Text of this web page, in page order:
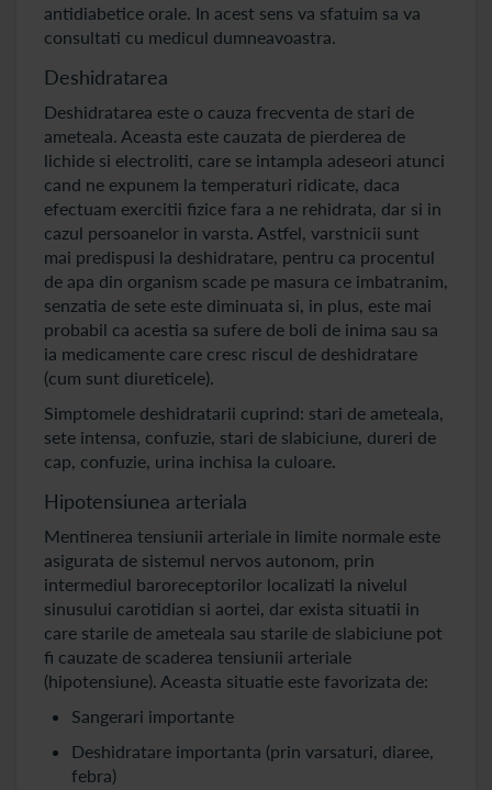
antidiabetice orale. In acest sens va sfatuim sa va
consultati cu medicul dumneavoastra.
Deshidratarea
Deshidratarea este o cauza frecventa de stari de
ameteala. Aceasta este cauzata de pierderea de
lichide si electroliti, care se intampla adeseori atunci
cand ne expunem la temperaturi ridicate, daca
efectuam exercitii fizice fara a ne rehidrata, dar si in
cazul persoanelor in varsta. Astfel, varstnicii sunt
mai predispusi la deshidratare, pentru ca procentul
de apa din organism scade pe masura ce imbatranim,
senzatia de sete este diminuata si, in plus, este mai
probabil ca acestia sa sufere de boli de inima sau sa
ia medicamente care cresc riscul de deshidratare
(cum sunt diureticele).
Simptomele deshidratarii cuprind: stari de ameteala,
sete intensa, confuzie, stari de slabiciune, dureri de
cap, confuzie, urina inchisa la culoare.
Hipotensiunea arteriala
Mentinerea tensiunii arteriale in limite normale este
asigurata de sistemul nervos autonom, prin
intermediul baroreceptorilor localizati la nivelul
sinusului carotidian si aortei, dar exista situatii in
care starile de ameteala sau starile de slabiciune pot
fi cauzate de scaderea tensiunii arteriale
(hipotensiune). Aceasta situatie este favorizata de:
Sangerari importante
Deshidratare importanta (prin varsaturi, diaree,
febra)